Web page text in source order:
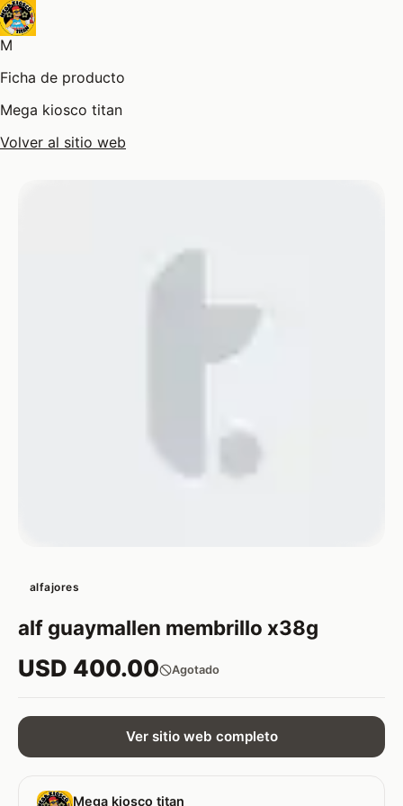
M
Ficha de producto
Mega kiosco titan
Volver al sitio web
alfajores
alf guaymallen membrillo x38g
USD 400.00 Agotado
Ver sitio web completo
Mega kiosco titan